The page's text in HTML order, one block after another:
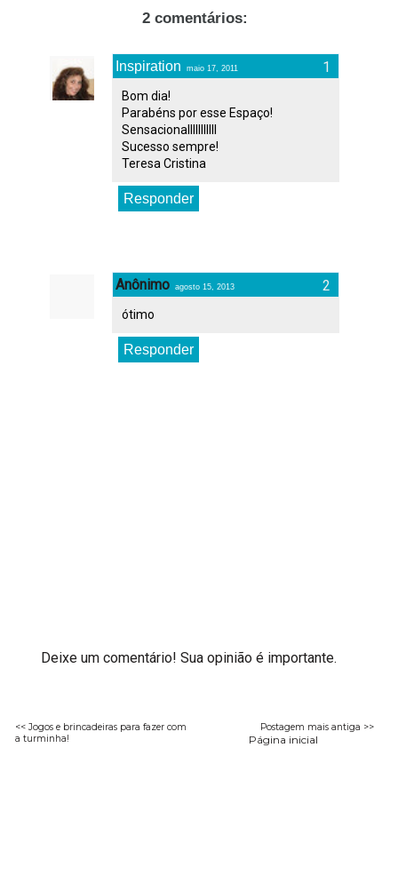
2 comentários:
Inspiration maio 17, 2011
Bom dia!
Parabéns por esse Espaço!
Sensacionalllllllllll
Sucesso sempre!
Teresa Cristina
Responder
Anônimo agosto 15, 2013
ótimo
Responder
Deixe um comentário! Sua opinião é importante.
<< Jogos e brincadeiras para fazer com
a turminha!
Postagem mais antiga >>
Página inicial